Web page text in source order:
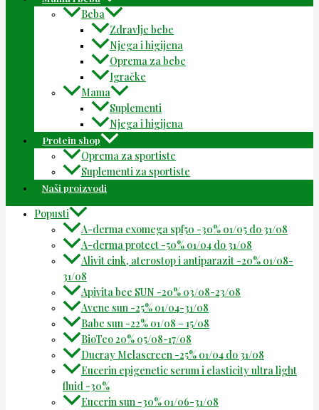
Beba
Zdravlje bebe
Njega i higijena
Oprema za bebe
Igračke
Mama
Suplementi
Njega i higijena
Protein shop
Oprema za sportiste
Suplementi za sportiste
Naši proizvodi
Popusti
A-derma exomega spf50 -30% 01/05 do 31/08
A-derma protect -50% 01/04 do 31/08
Alivit cink, aterostop i antiparazit -20% 01/08-
31/08
Apivita bee SUN -20% 03/08-23/08
Avene sun -25% 01/04-31/08
Babe sun -22% 01/08 – 15/08
BioTeo 20% 05/08-17/08
Ducray Melascreen -25% 01/04 do 31/08
Eucerin epigenetic serum i elasticity ultra light
fluid -30%
Eucerin sun -30% 01/06-31/08